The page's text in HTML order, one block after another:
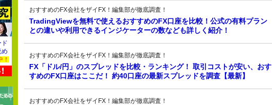
おすすめのFX会社をザイFX！編集部が徹底調査！
TradingViewを無料で使えるおすすめのFX口座を比較！公式の有料プラン
との違いや利用できるインジケーターの数なども詳しく紹介！
おすすめのFX会社をザイFX！編集部が徹底調査！
FX「ドル/円」のスプレッドを比較・ランキング！ 取引コストが安い、おす
すめのFX口座はここだ！ 約40口座の最新スプレッドを調査【最新】
おすすめのFX会社をザイFX！編集部が徹底調査！
ド
め
！